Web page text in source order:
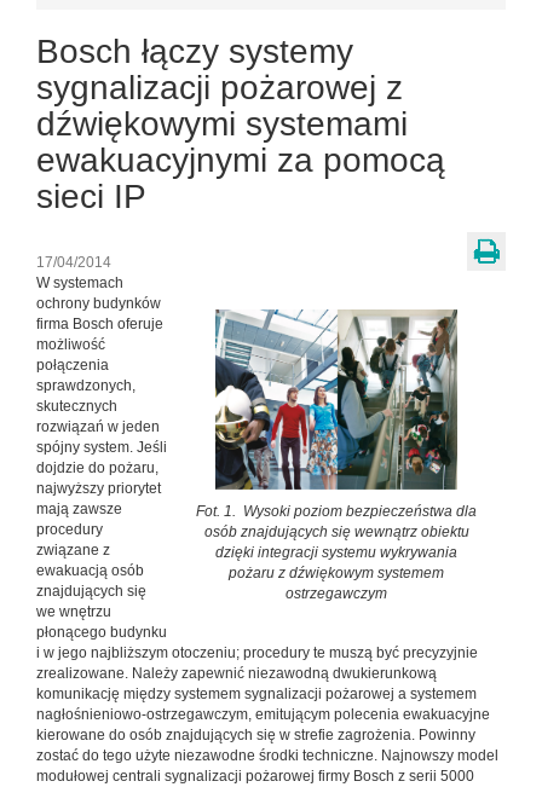
Bosch łączy systemy
sygnalizacji pożarowej z
dźwiękowymi systemami
ewakuacyjnymi za pomocą
sieci IP
17/04/2014
Fot. 1. Wysoki poziom bezpieczeństwa dla
osób znajdujących się wewnątrz obiektu
dzięki integracji systemu wykrywania
pożaru z dźwiękowym systemem
ostrzegawczym
W systemach
ochrony budynków
firma Bosch oferuje
możliwość
połączenia
sprawdzonych,
skutecznych
rozwiązań w jeden
spójny system. Jeśli
dojdzie do pożaru,
najwyższy priorytet
mają zawsze
procedury
związane z
ewakuacją osób
znajdujących się
we wnętrzu
płonącego budynku
i w jego najbliższym otoczeniu; procedury te muszą być precyzyjnie
zrealizowane. Należy zapewnić niezawodną dwukierunkową
komunikację między systemem sygnalizacji pożarowej a systemem
nagłośnieniowo-ostrzegawczym, emitującym polecenia ewakuacyjne
kierowane do osób znajdujących się w strefie zagrożenia. Powinny
zostać do tego użyte niezawodne środki techniczne. Najnowszy model
modułowej centrali sygnalizacji pożarowej firmy Bosch z serii 5000